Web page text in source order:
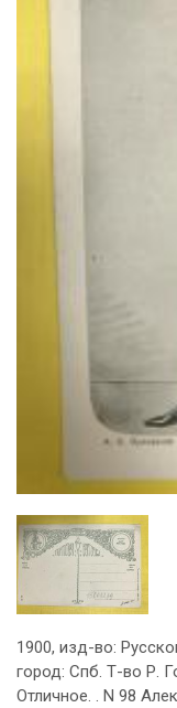
1900, изд-во:
город: Спб. Т-во Р.
Отличное. . N 98